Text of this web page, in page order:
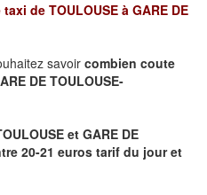
taxi de TOULOUSE à GARE DE
savoir combien coute
DE TOULOUSE-
et GARE DE
20-21 euros tarif du jour et